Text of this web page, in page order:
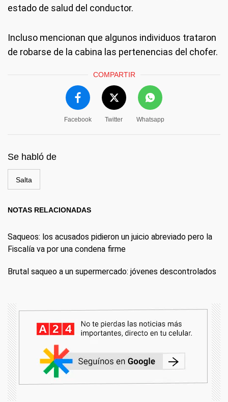
estado de salud del conductor.
Incluso mencionan que algunos individuos trataron
de robarse de la cabina las pertenencias del chofer.
COMPARTIR
Facebook Twitter Whatsapp
Se habló de
Salta
NOTAS RELACIONADAS
Saqueos: los acusados pidieron un juicio abreviado pero la
Fiscalía va por una condena firme
Brutal saqueo a un supermercado: jóvenes descontrolados